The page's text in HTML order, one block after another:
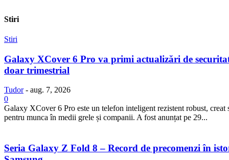
Stiri
Stiri
Galaxy XCover 6 Pro va primi actualizări de
doar trimestrial
Tudor - aug. 7, 2026
0
Galaxy XCover 6 Pro este un telefon inteligent rezistent robust, creat
pentru munca în medii grele și companii. A fost anunțat pe 29...
Seria Galaxy Z Fold 8 – Record de precomenzi în